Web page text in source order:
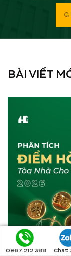
BÀI VIẾT
0967.212.388 Chat